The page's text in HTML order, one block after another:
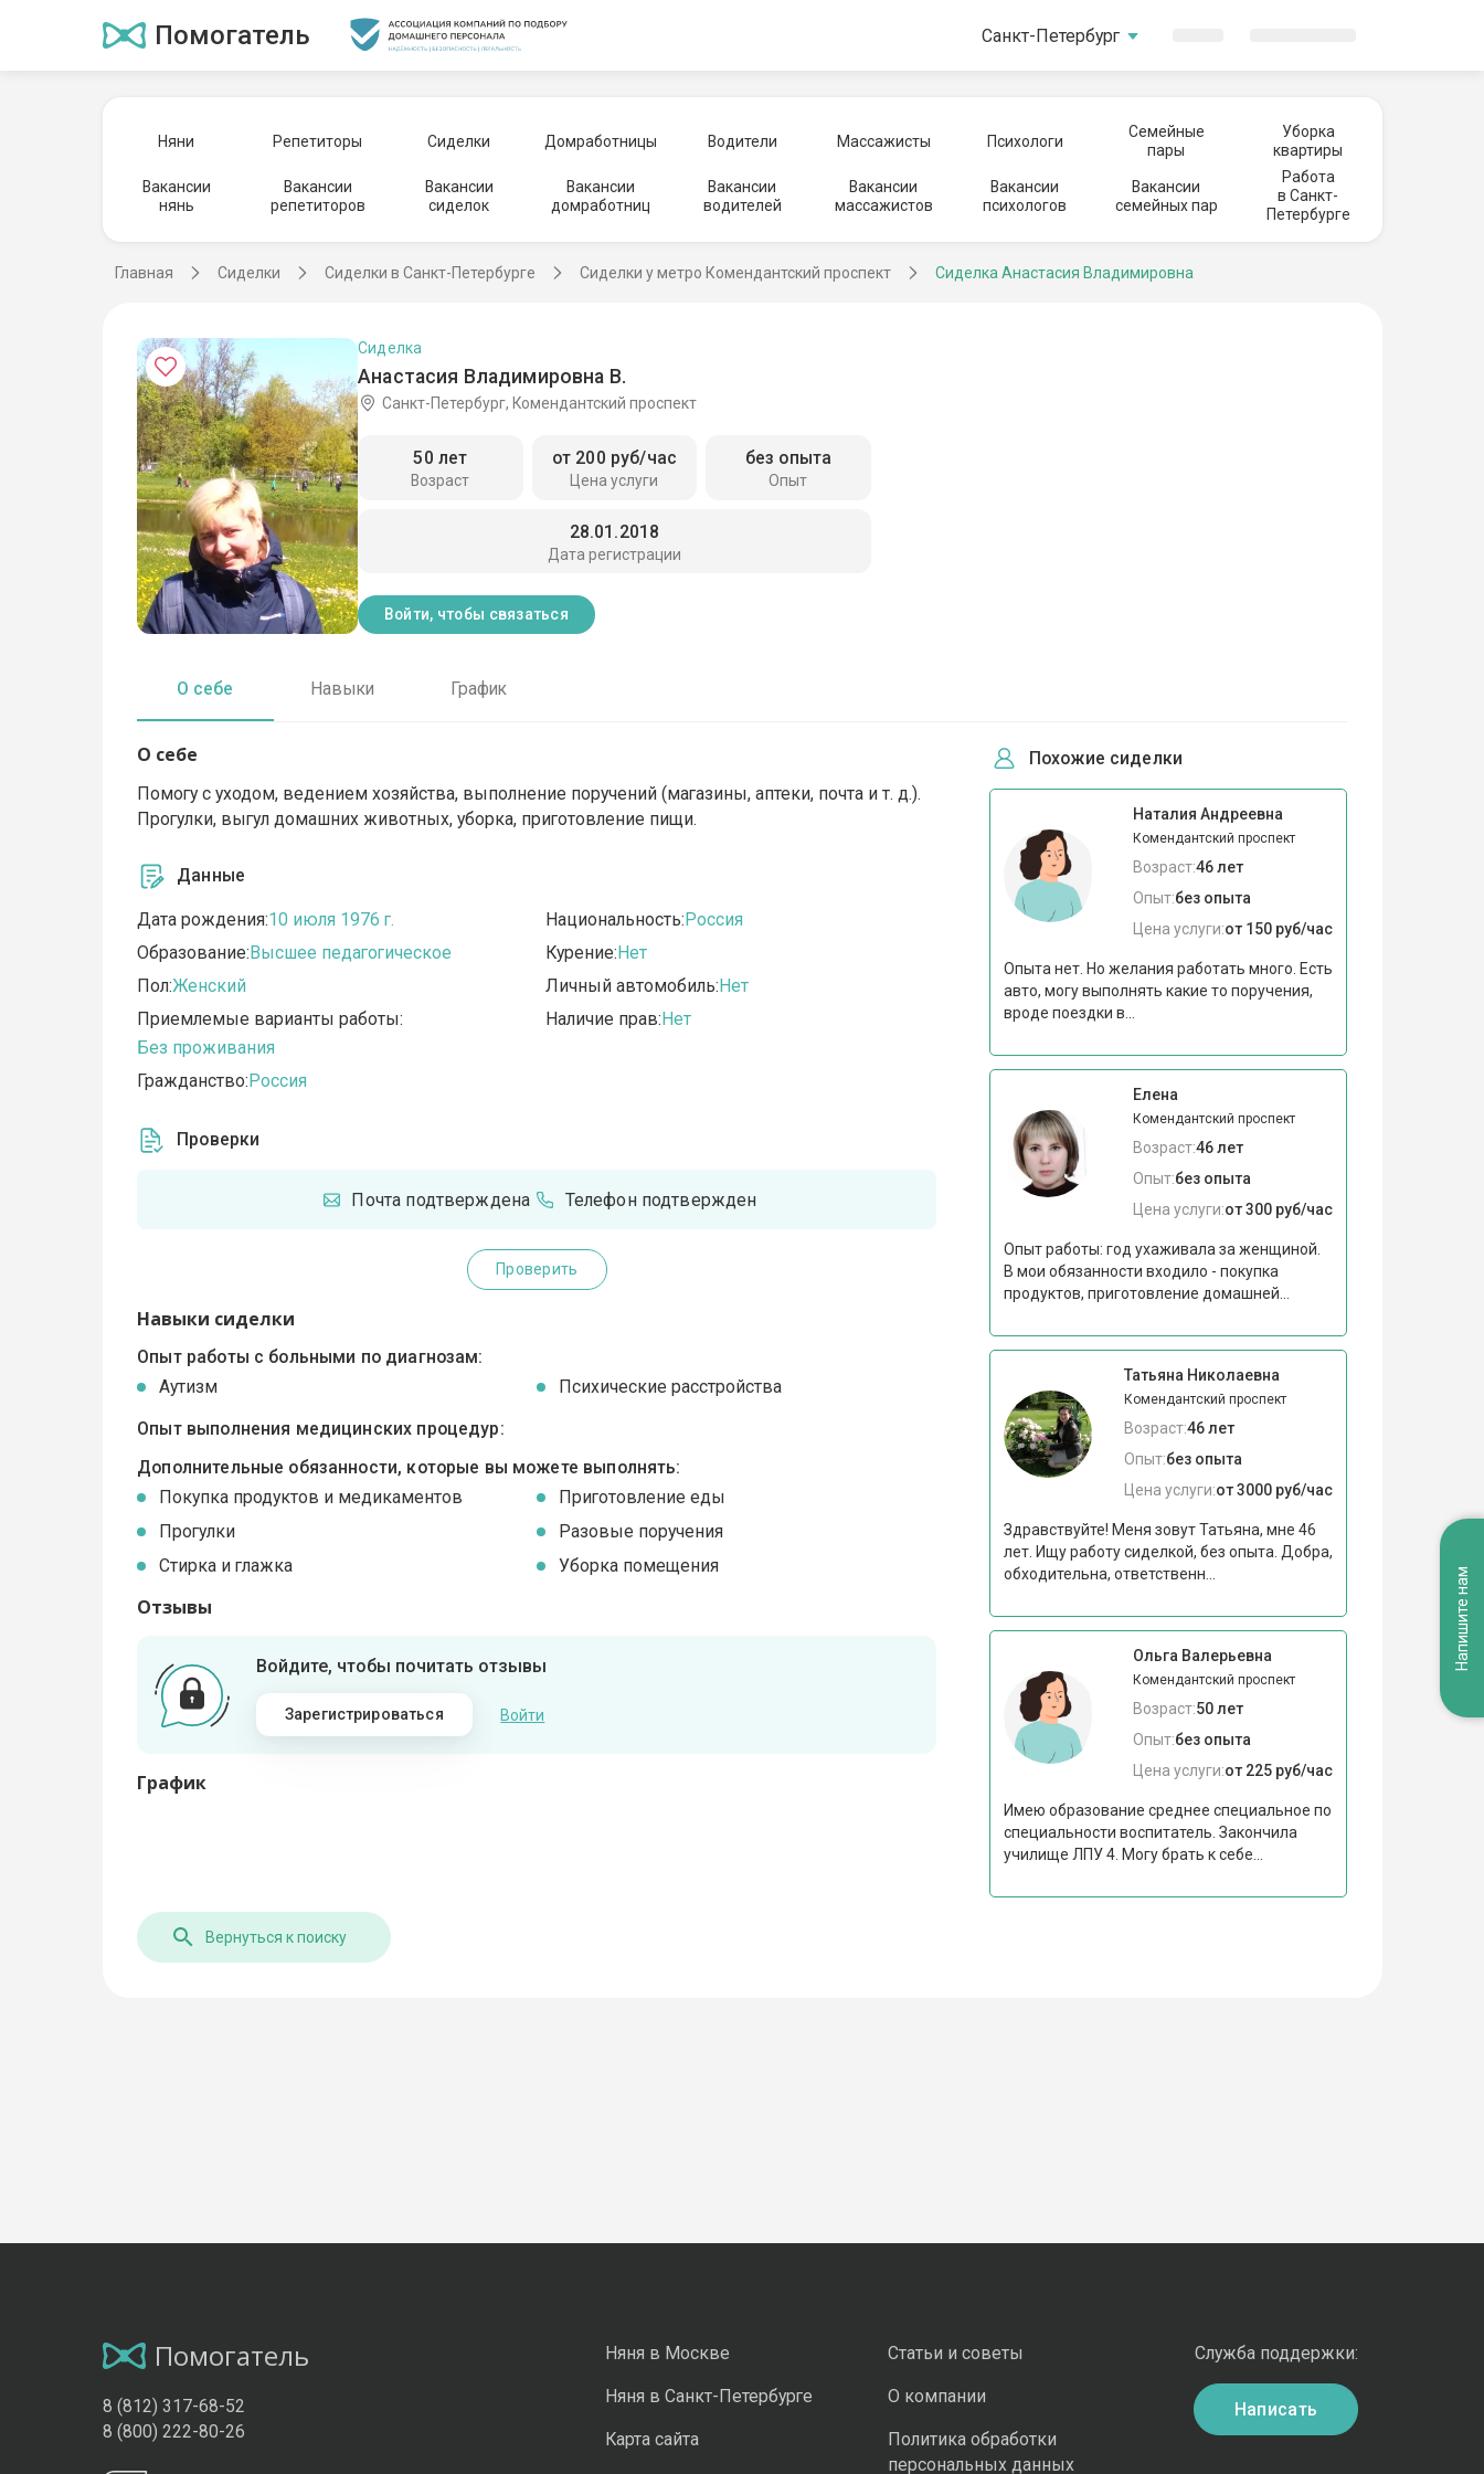
Помогатель Санкт-Петербург
Няни Репетиторы Сиделки Домработницы Водители Массажисты Психологи
Семейные
пары
Уборка
квартиры
Вакансии
нянь
Вакансии
репетиторов
Вакансии
сиделок
Вакансии
домработниц
Вакансии
водителей
Вакансии
массажистов
Вакансии
психологов
Вакансии
семейных пар
Работа
в Санкт-
Петербурге
Главная Сиделки Сиделки в Санкт-Петербурге Сиделки у метро Комендантский проспект Сиделка Анастасия Владимировна
Анастасия Владимировна В.
Сиделка
Санкт-Петербург, Комендантский проспект
Возраст
50 лет
Цена услуги
от 200 руб/час
Опыт
без опыта
Дата регистрации
28.01.2018
Войти, чтобы связаться
О себе Навыки График
О себе
Помогу с уходом, ведением хозяйства, выполнение поручений (магазины, аптеки, почта и т. д.).
Прогулки, выгул домашних животных, уборка, приготовление пищи.
Данные
Дата рождения:10 июля 1976 г.
Образование:Высшее педагогическое
Пол:Женский
Приемлемые варианты работы:
Без проживания
Гражданство:Россия
Национальность:Россия
Курение:Нет
Личный автомобиль:Нет
Наличие прав:Нет
Проверки
Почта подтверждена Телефон подтвержден
Проверить
Навыки сиделки
Опыт работы с больными по диагнозам:
Аутизм
Психические расстройства
Опыт выполнения медицинских процедур:
Дополнительные обязанности, которые вы можете выполнять:
Покупка продуктов и медикаментов
Приготовление еды
Прогулки
Разовые поручения
Стирка и глажка
Уборка помещения
Отзывы
Войдите, чтобы почитать отзывы
Зарегистрироваться Войти
График
Похожие сиделки
Наталия Андреевна
Комендантский проспект
Возраст:46 лет
Опыт:без опыта
Цена услуги:от 150 руб/час
Опыта нет. Но желания работать много. Есть
авто, могу выполнять какие то поручения,
вроде поездки в...
Елена
Комендантский проспект
Возраст:46 лет
Опыт:без опыта
Цена услуги:от 300 руб/час
Опыт работы: год ухаживала за женщиной.
В мои обязанности входило - покупка
продуктов, приготовление домашней...
Татьяна Николаевна
Комендантский проспект
Возраст:46 лет
Опыт:без опыта
Цена услуги:от 3000 руб/час
Здравствуйте! Меня зовут Татьяна, мне 46
лет. Ищу работу сиделкой, без опыта. Добра,
обходительна, ответственн...
Ольга Валерьевна
Комендантский проспект
Возраст:50 лет
Опыт:без опыта
Цена услуги:от 225 руб/час
Имею образование среднее специальное по
специальности воспитатель. Закончила
училище ЛПУ 4. Могу брать к себе...
Вернуться к поиску
Помогатель
8 (812) 317-68-52
8 (800) 222-80-26
Няня в Москве
Няня в Санкт-Петербурге
Карта сайта
Статьи и советы
О компании
Политика обработки
персональных данных
Служба поддержки:
Написать
Напишите нам